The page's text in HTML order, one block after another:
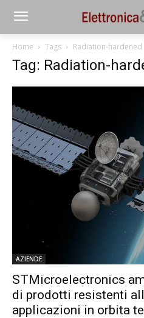
Home Tags Radiation-hardened
Tag: Radiation-
AZIENDE
STMicroelectronics
di prodotti resistenti
applicazioni in orbita